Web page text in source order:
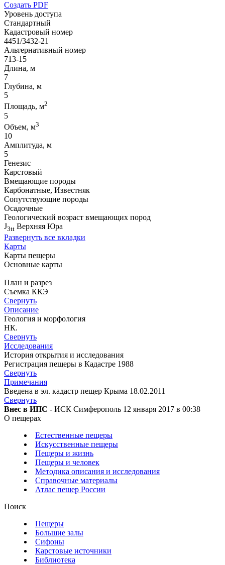
Создать PDF
Уровень доступа
Стандартный
Кадастровый номер
4451/3432-21
Альтернативный номер
713-15
Длина, м
7
Глубина, м
5
Площадь, м2
5
Объем, м3
10
Амплитуда, м
5
Генезис
Карстовый
Вмещающие породы
Карбонатные, Известняк
Сопутствующие породы
Осадочные
Геологический возраст вмещающих пород
J3tt Верхняя Юра
Развернуть все вкладки
Карты
Карты пещеры
Основные карты
План и разрез
Съемка ККЭ
Свернуть
Описание
Геология и морфология
НК.
Свернуть
Исследования
История открытия и исследования
Регистрация пещеры в Кадастре 1988
Свернуть
Примечания
Введена в эл. кадастр пещер Крыма 18.02.2011
Свернуть
Внес в ИПС - ИСК Симферополь 12 января 2017 в 00:38
О пещерах
Естественные пещеры
Искусственные пещеры
Пещеры и жизнь
Пещеры и человек
Методика описания и исследования
Справочные материалы
Атлас пещер России
Поиск
Пещеры
Большие залы
Сифоны
Карстовые источники
Библиотека